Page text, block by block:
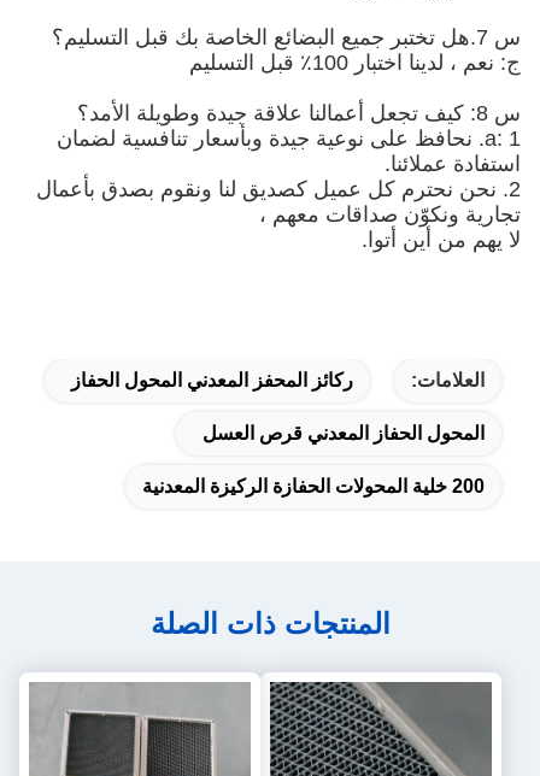
س 7.هل تختبر جميع البضائع الخاصة بك قبل التسليم؟
ج: نعم ، لدينا اختبار 100٪ قبل التسليم
س 8: كيف تجعل أعمالنا علاقة جيدة وطويلة الأمد؟
a: 1. نحافظ على نوعية جيدة وبأسعار تنافسية لضمان
استفادة عملائنا.
2. نحن نحترم كل عميل كصديق لنا ونقوم بصدق بأعمال
تجارية ونكوّن صداقات معهم ،
لا يهم من أين أتوا.
العلامات: ركائز المحفز المعدني المحول الحفاز
المحول الحفاز المعدني قرص العسل
200 خلية المحولات الحفازة الركيزة المعدنية
المنتجات ذات الصلة